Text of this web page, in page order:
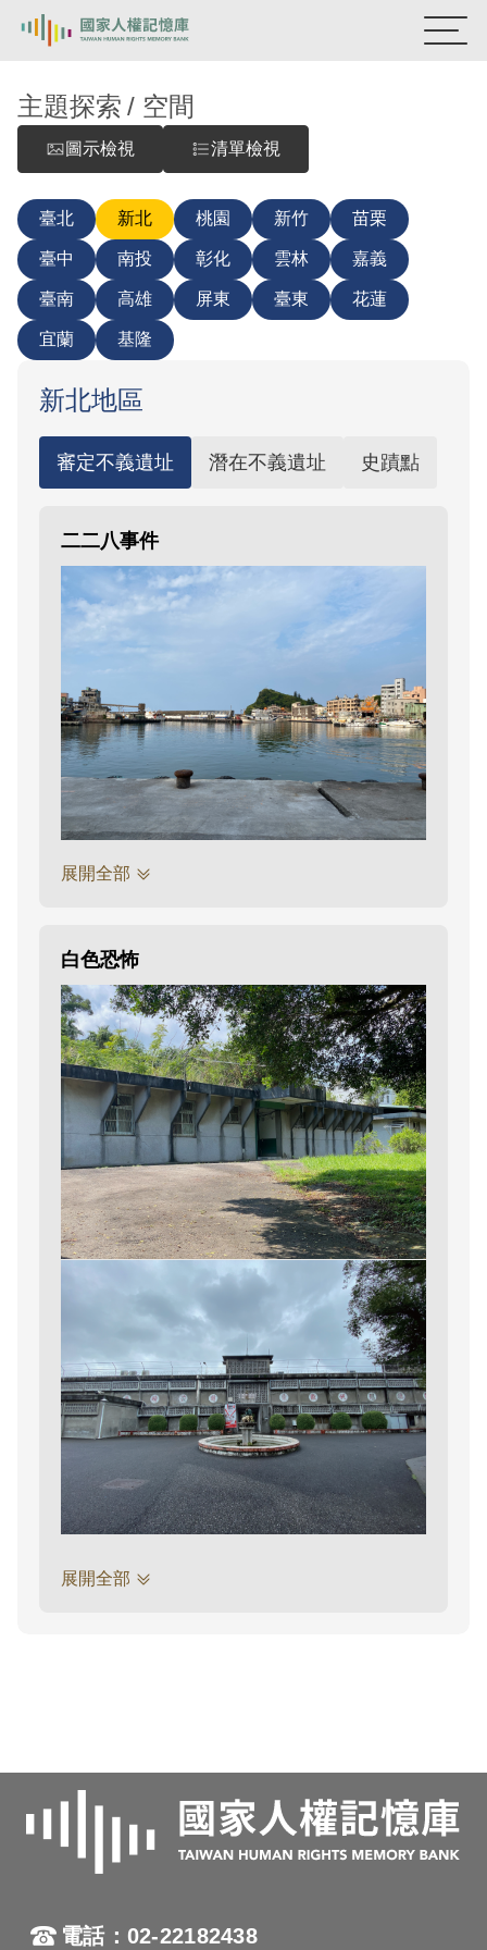
熱門關鍵字：陳孟和 李舜治 鹿窟事件
新生訓導處
蛋殼畫 送物單
主題探索
背景知識
關於我們
意見信箱
主題探索 空間
圖示檢視 清單檢視
臺北 新北 桃園 新竹 苗栗
臺中 南投 彰化 雲林 嘉義
臺南 高雄 屏東 臺東 花蓮
宜蘭 基隆
新北地區
審定不義遺址 潛在不義遺址 史蹟點
二二八事件
展開全部
白色恐怖
展開全部
電話：02-22182438